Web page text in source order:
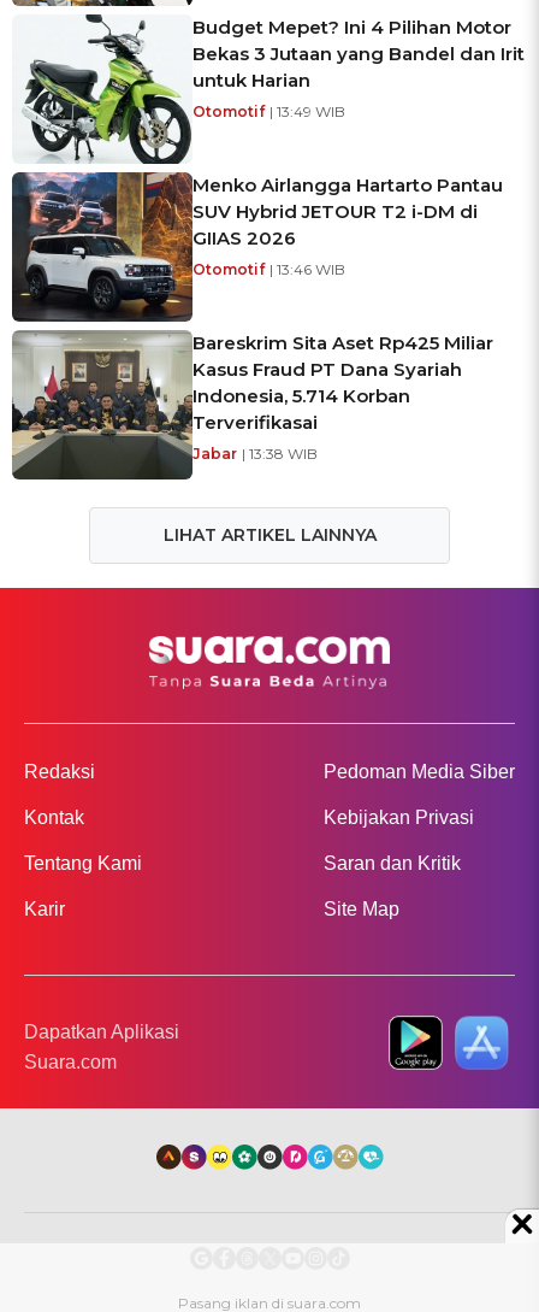
Budget Mepet? Ini 4 Pilihan Motor
Bekas 3 Jutaan yang Bandel dan Irit
untuk Harian
Otomotif | 13:49 WIB
Menko Airlangga Hartarto Pantau
SUV Hybrid JETOUR T2 i-DM di
GIIAS 2026
Otomotif | 13:46 WIB
Bareskrim Sita Aset Rp425 Miliar
Kasus Fraud PT Dana Syariah
Indonesia, 5.714 Korban
Terverifikasai
Jabar | 13:38 WIB
LIHAT ARTIKEL LAINNYA
Redaksi
Kontak
Tentang Kami
Karir
Pedoman Media Siber
Kebijakan Privasi
Saran dan Kritik
Site Map
Dapatkan Aplikasi
Suara.com